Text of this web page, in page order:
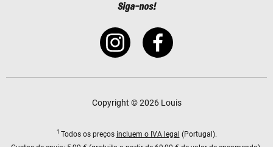
Siga-nos!
Copyright © 2026 Louis
1 Todos os preços incluem o IVA legal (Portugal).